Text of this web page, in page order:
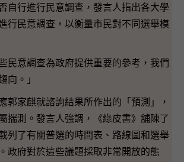
行進行民意調查，發言人指出各大學
行民意調查，以衡量市民對不同選舉模
意調查為政府提供重要的參考，我們
向。」
家麒就諮詢結果所作出的「預測」，
揣測。發言人強調，《綠皮書》舖陳了
列了有關普選的時間表、路線圖和選舉
政府對於這些議題採取非常開放的態